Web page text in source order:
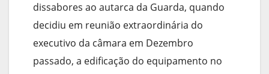
dissabores ao autarca da Guarda, quando
decidiu em reunião extraordinária do
executivo da câmara em Dezembro
passado, a edificação do equipamento no